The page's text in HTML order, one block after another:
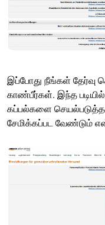
இப்போது நீங்கள் தேர்வு
காண்பீர்கள். இந்த
கப்பல்களை
சேமிக்கப்பட வேண்டும்